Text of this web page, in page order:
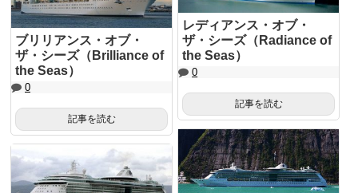
レディアンス・オブ・
ザ・シーズ（Radiance of
the Seas）
0
記事を読む
ブリリアンス・オブ・
ザ・シーズ（Brilliance of
the Seas）
0
記事を読む